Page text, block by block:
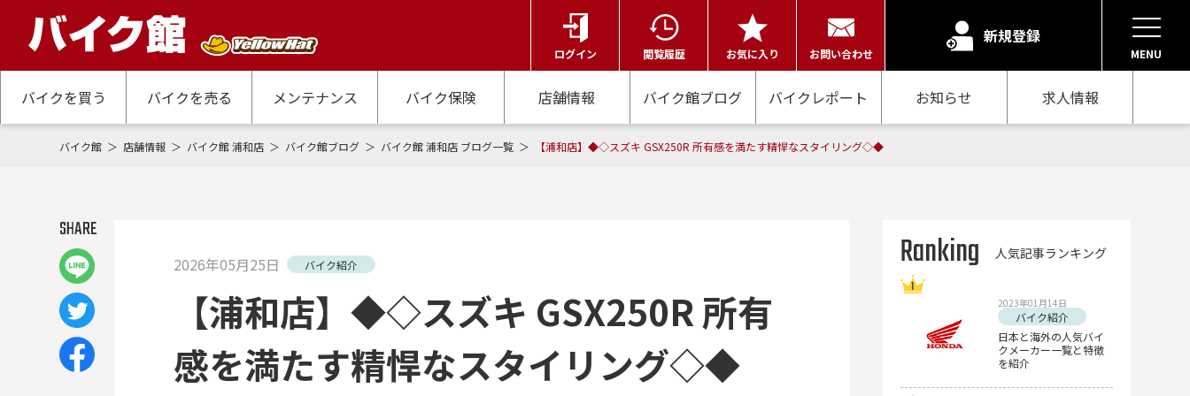
ログイン 閲覧履歴 お気に入り お問い合わせ
新規登録
MENU
バイクを買う バイクを売る メンテナンス バイク保険 店舗情報 バイク館ブログ バイクレポート お知らせ 求人情報
バイク館 店舗情報 バイク館 浦和店 バイク館ブログ バイク館 浦和店 ブログ一覧 【浦和店】◆◇スズキ GSX250R 所有感を満たす精悍なスタイリング◇◆
SHARE
2026年05月25日 バイク紹介
【浦和店】◆◇スズキ GSX250R 所有
感を満たす精悍なスタイリング◇◆
Ranking 人気記事ランキング
2023年01月14日
バイク紹介
日本と海外の人気バイ
クメーカー一覧と特徴
を紹介